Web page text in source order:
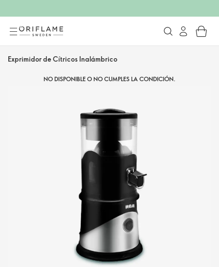
Exprimidor de Cítricos Inalámbrico
NO DISPONIBLE O NO CUMPLES LA CONDICIÓN.